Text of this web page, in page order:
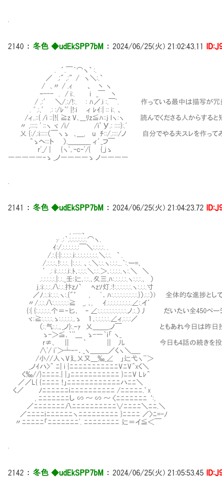
2140 ： 冬色 ◆udEkSPP7bM ： 2024/06/25(火) 21:02:43.11
. ´.￣｀⌒ヽ` :.
／ .;" ,:″/ ヽ＼:.`
/ ､〃 / .ｨ 、 丶 ヽ
ｰ--- . / i:. i _￣ 丶
/ .:′ ＼/.:/!:. : ﾊ／.i :.￣ﾞ. 作っている最中は描写が冗長すぎ
. ゜.:,′ .: :/ﾚ`' |!:i ィ ﾚｲ:| :: i:. 、
/ィ..::{ /i ::|!{ ≧z V､___ﾘz≦ﾊ::j lヽ:ヽ 読んでくださる人からすると短
〃 ,::::; ' ::ヽ ヾ /i/ /i’У.: ::::}:.ﾞ
乂 {:/.:i:::::（￣ヽゝ ､＿, u ﾁ::/.::::/ノ 自分でやる夫スレを作ってみ
＾ゝヘ:::ト ）.＿＿＿_ ィ´_フ￣
r'_/ | {ヽﾟ｡ｰc‐'/{ {_jゝ
―――――‐ゝ _ノ――――ゝ ノ――――
2141 ： 冬色 ◆udEkSPP7bM ： 2024/06/25(火) 21:04:23.72
, ......、
γ.:｀.:.:.:.:.:.:.⌒ヽ.
ｲ:/.:.:.:.:.:.:￣＼:.:.:.:. .
/.:.{:|:.:.:.:.ｉ:.:.:.:.:.:.:.:.＼:.:. ` .
/.:.:.:､!:.:.:. |:.:.:. 、:.＼:.:.ヽ:.:.:...｀:.ー=､
′.: i:.:.:.:.i:.ﾄ､:.:.:.＼:.:.＞､:.:.:.:.ヽ:.＼ ＼
.:.:.:.:.:.|:.:._壬:辷､:.:.､夊三,ﾊ:.:.:.:.:.ヽ:.:.:.､ ）
j.:i:.:.:.八:.:.抃zﾉ` ﾍzｿ灯.:!:.:.:.:.:.:.ヽ:.:.:.寸
／ﾉ.:.:i:.:.:.ヽ:.{"゛ , ﾞ．ﾊ:.:.:.:.:.:.:.:.:.}）.:.:）) 全体的な進捗として
〃/.:.:.八:.:.:.:.:.:≧ _. ､, ｲ.:.:.:.:.:.:.:.:.∠:.イ´
{:{ {:.:.:.:.:.个＝‐匕､ ‐ ∠:.:.:.:.:.:.:.:.:.:.ノ.:.）丿 だいたい全450ページ
ヾ:≧:.:.:.:.ゝ:.:.:.:.:..ゝ １､:.:.:.:.:.∠ィ.:.:.:／
（:.气:.:.､_ノ}:.ｰｧ 乂＿＿_,ノ￣ ともあれ今日は昨日投下で
ゝ-＞≦､｀¨＿ ゝ-―｀ｉ「 ヽ_
r≠､ || ｀ || 儿 今日も4話の続きを投下して
∧'/ iﾞ＞┴‐-．_ヽ＿＿__／くヽ＼＿_
/小//人ヽV廴乂又＿‰_∠Ⅵ」辷弋ヽ¨＞
_ノｲハ>＾ ﾆ| i |ﾆﾆﾆﾆﾆﾆﾆﾆﾆﾆﾆVﾆV＾xく＼
く‰//}ﾆﾆﾆﾆ.| |」ﾆﾆﾆﾆﾆﾆﾆﾆﾆﾆﾆ }ﾆﾆV Lﾚ＾
／／L{ {ﾆﾆﾆﾆ !」ﾆﾆﾆﾆﾆﾆﾆﾆﾆﾆﾆﾆハﾆﾆ＼
く／ ﾉﾆﾆﾆﾆﾆﾆiﾆﾆﾆﾆﾆﾆﾆﾆﾆﾆ /ﾆﾆﾆﾆﾆ.゜x
, ﾆﾆﾆﾆﾆﾆﾆし ∽ ～ ∽ ～ 〈ﾆﾆﾆﾆﾆﾆﾆ ‘:,
／ﾆﾆﾆﾆﾆﾆﾆ八ﾆﾆﾆﾆﾆﾆﾆﾆﾆﾆ∨ﾆﾆﾆﾆ＼ﾆﾆ.＼
／ﾆﾆﾆﾆiﾆﾆﾆﾆﾆﾆヽﾆﾆﾆﾆﾆﾆﾆﾆﾆ }ﾆﾆﾆﾆ ／〉ﾆ=‐ﾉ
〃ﾆﾆﾆﾆﾆ「ﾆﾆﾆﾆﾆﾆﾆ'. ﾆﾆﾆﾆﾆﾆﾆﾆ 辷＝イ≦＜￣
2142 ： 冬色 ◆udEkSPP7bM ： 2024/06/25(火) 21:05:53.45